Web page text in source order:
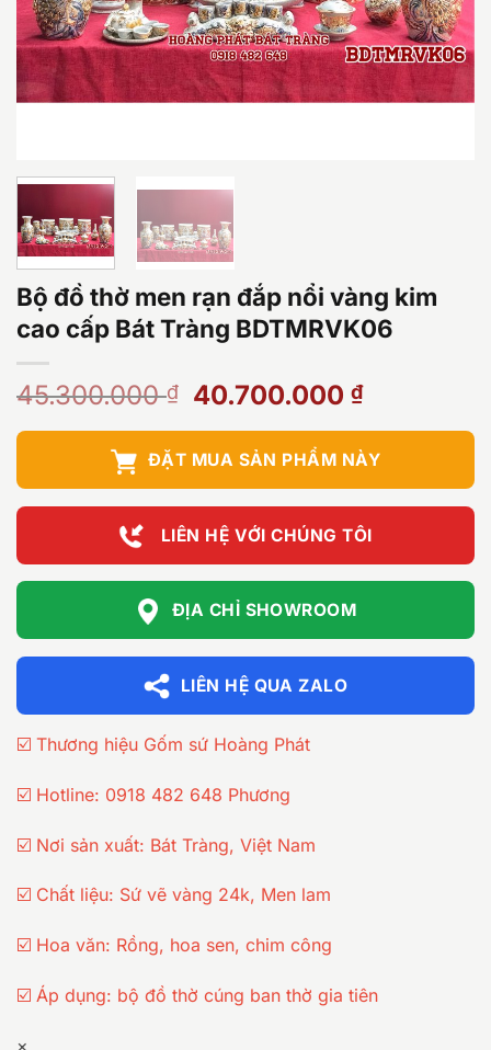
Bộ đồ thờ men rạn đắp nổi vàng kim
cao cấp Bát Tràng BDTMRVK06
45.300.000₫
Giá
là:
45.300.000 ₫.
40.700.000₫Giá
tại
là:
ĐẶT MUA SẢN PHẨM NÀY
LIÊN HỆ VỚI CHÚNG TÔI
ĐỊA CHỈ SHOWROOM
LIÊN HỆ QUA ZALO
☑️ Thương hiệu Gốm sứ Hoàng Phát
☑️ Hotline: 0918 482 648 Phương
☑️ Nơi sản xuất: Bát Tràng, Việt Nam
☑️ Chất liệu: Sứ vẽ vàng 24k, Men lam
☑️ Hoa văn: Rồng, hoa sen, chim công
☑️ Áp dụng: bộ đồ thờ cúng ban thờ gia tiên
×